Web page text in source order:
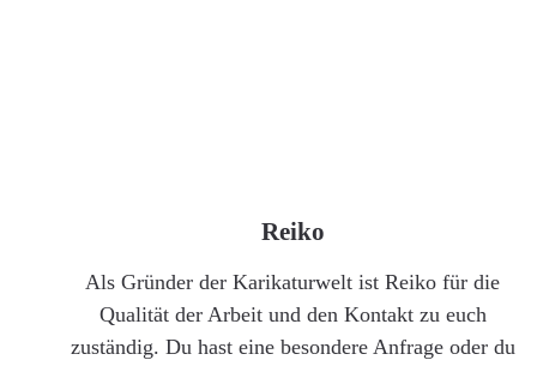
Reiko
Als Gründer der Karikaturwelt ist Reiko für die
Qualität der Arbeit und den Kontakt zu euch
zuständig. Du hast eine besondere Anfrage oder du